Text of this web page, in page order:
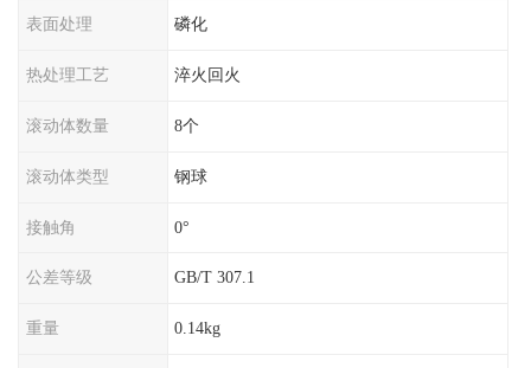
表面处理 磷化
热处理工艺 淬火回火
滚动体数量 8个
滚动体类型 钢球
接触角 0°
公差等级 GB/T 307.1
重量 0.14kg